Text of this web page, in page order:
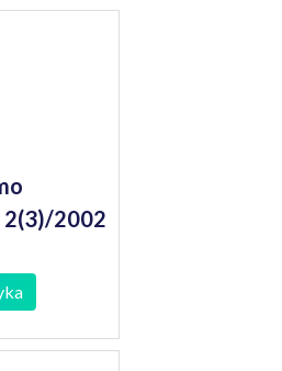
2(3)/2002